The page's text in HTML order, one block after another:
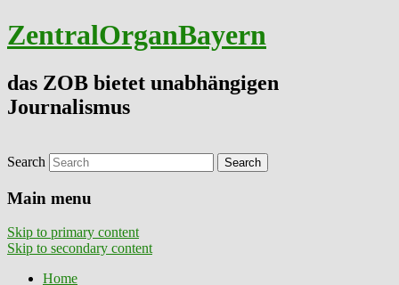
ZentralOrganBayern
das ZOB bietet unabhängigen
Journalismus
Search
Main menu
Skip to primary content
Skip to secondary content
Home